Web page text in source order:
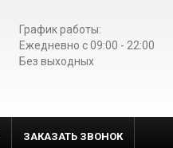
График работы:
Ежедневно c 09:00 - 22:00
Без выходных
ЗАКАЗАТЬ ЗВОНОК